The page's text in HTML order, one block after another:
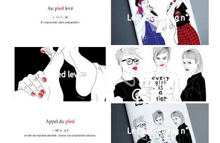
Au pied levé Le Castor Mag n°2
Au pied levé Le Castor Mag n°1
Appel du pied Le Castor Mag n°1